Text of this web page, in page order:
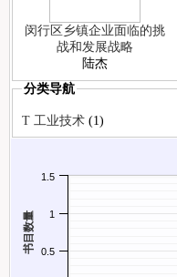
闵行区乡镇企业面临的挑
战和发展战略
陆杰
分类导航
T 工业技术(1)
书目数量 0.5
1
1.5